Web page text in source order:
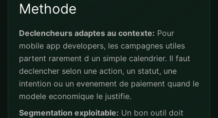
Methode
Declencheurs adaptes au contexte: Pour
mobile app developers, les campagnes utiles
partent rarement d un simple calendrier. Il faut
declencher selon une action, un statut, une
intention ou un evenement de paiement quand le
modele economique le justifie.
Segmentation exploitable: Un bon outil doit